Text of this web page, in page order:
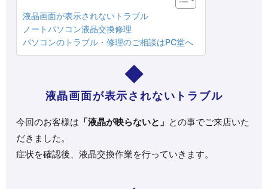
液晶画面が表示されないトラブル
ノートパソコン液晶交換修理
パソコンのトラブル・修理のご相談はPC堂へ
液晶画面が表示されないトラブル
今回のお客様は 「液晶が映らないと」 との事でご来店いた
だきました。
症状を確認後、液晶交換作業を行っていきます。